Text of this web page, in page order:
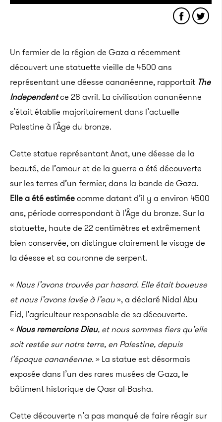
Un fermier de la région de Gaza a récemment
découvert une statuette vieille de 4500 ans
représentant une déesse cananéenne, rapportait The
Independentce 28 avril. La civilisation cananéenne
s’était établie majoritairement dans l’actuelle
Palestine à l’Âge du bronze.
Cette statue représentant Anat, une déesse de la
beauté, de l’amour et de la guerre a été découverte
sur les terres d’un fermier, dans la bande de Gaza.
Elle a été estiméecomme datant d’il y a environ 4500
ans, période correspondant à l’Âge du bronze. Sur la
statuette, haute de 22 centimètres et extrêmement
bien conservée, on distingue clairement le visage de
la déesse et sa couronne de serpent.
« Nous l’avons trouvée par hasard. Elle était boueuse
et nous l’avons lavée à l’eau», a déclaré Nidal Abu
Eid, l’agriculteur responsable de sa découverte.
« Nous remercions Dieu, et nous sommes fiers qu’elle
soit restée sur notre terre, en Palestine, depuis
l’époque cananéenne.» La statue est désormais
exposée dans l’un des rares musées de Gaza, le
bâtiment historique de Qasr al-Basha.
Cette découverte n’a pas manqué de faire réagir sur